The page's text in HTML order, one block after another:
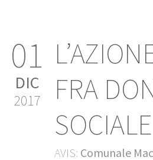
01
DIC
2017
FRA
AVIS: Comunale